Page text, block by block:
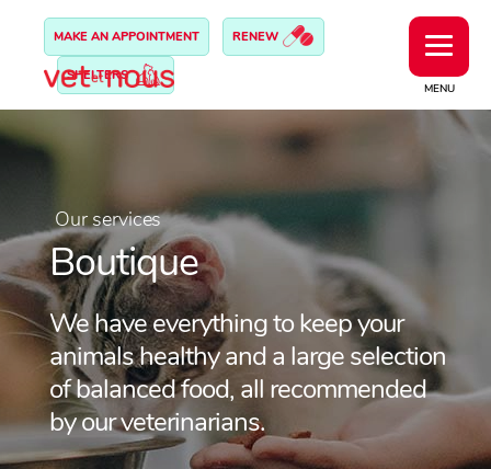
MENU
MAKE AN APPOINTMENT RENEW
SHELTERS
Our services
Boutique
We have everything to keep your
animals healthy and a large selection
of balanced food, all recommended
by our veterinarians.